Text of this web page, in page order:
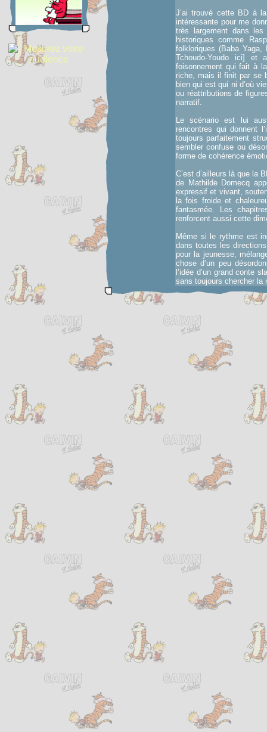
J’ai trouvé cette BD à
intéressante pour me
très largement dans
historiques comme
folkloriques (Baba
Tchoudo-Youdo ici] et
foisonnement qui fait à
riche, mais il finit par se
bien qui est qui ni d’où
ou réattributions de
narratif.
Le scénario est lui
rencontres qui donnent
toujours parfaitement
sembler confuse ou
forme de cohérence
C’est d’ailleurs là que la
de Mathilde Domecq
expressif et vivant,
la fois froide et
fantasmée. Les
renforcent aussi cette
Même si le rythme est
dans toutes les
pour la jeunesse,
chose d’un peu
l’idée d’un grand conte
sans toujours chercher la